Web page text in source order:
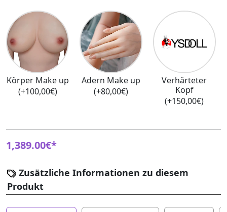
Körper Make up
(+100,00€)
Adern Make up
(+80,00€)
Verhärteter
Kopf
(+150,00€)
1,389.00€*
Zusätzliche Informationen zu diesem
Produkt